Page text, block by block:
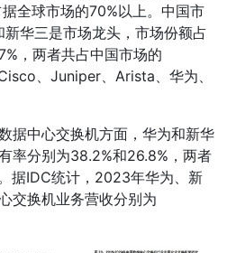
全球市场的70%以上。中国市
华三是市场龙头，市场份额占
，两者共占中国市场的
、Juniper、Arista、华为、
据中心交换机方面，华为和新华
率分别为38.2%和26.8%，两者
据IDC统计，2023年华为、新
交换机业务营收分别为